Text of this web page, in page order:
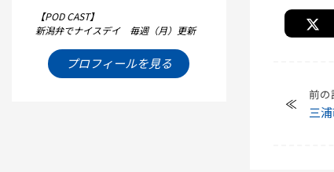
【POD CAST】
新潟弁でナイスデイ 毎週（月）更新
プロフィールを見る
前の
三